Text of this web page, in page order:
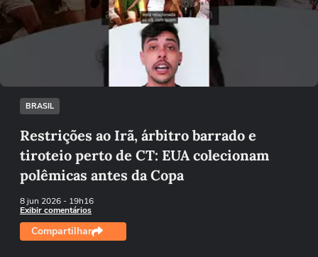
Não foi possível reproduzir o vídeo
Tentar novamente
BRASIL
Restrições ao Irã, árbitro barrado e
tiroteio perto de CT: EUA colecionam
polêmicas antes da Copa
8 jun 2026- 19h16
Exibir comentários
Compartilhar